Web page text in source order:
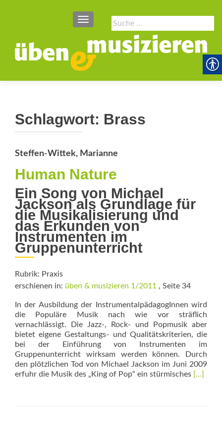
Suche
nach:
SCHALTE NAVIGATION
Schlagwort: Brass
Steffen-Wittek, Marianne
Human Nature
Ein Song von Michael
Jackson als Grundlage für
die ­Musikalisierung und
das Erkunden von
Instrumenten im
Gruppenunterricht
Rubrik: Praxis
erschienen in: üben & musizieren 1/2011 , Seite 34
In der Ausbildung der InstrumentalpädagogInnen wird
die Populäre Musik nach wie vor sträflich
vernachlässigt. Die Jazz-, Rock- und Popmusik aber
bietet eigene Gestaltungs- und Qualitätskriterien, die
bei der Einführung von Instrumenten im
Gruppenunterricht wirksam werden können. Durch
den plötzlichen Tod von Michael Jackson im Juni 2009
erfuhr die Musik des „King of Pop“ ein stürmisches Read
[…]